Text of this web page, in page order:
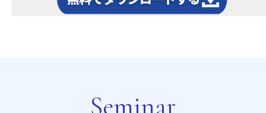
Seminar